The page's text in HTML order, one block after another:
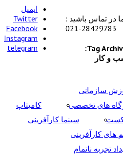
ایمیل
Twitter
Facebook
Instagram
telegram
در تماس باشید :
28429783-021
سازمانی
های تخصصی
کامیتاپ
سینما کارآفرینی
های کارآفرینی
تجربه ناتمام
Tag Archives:
و کار